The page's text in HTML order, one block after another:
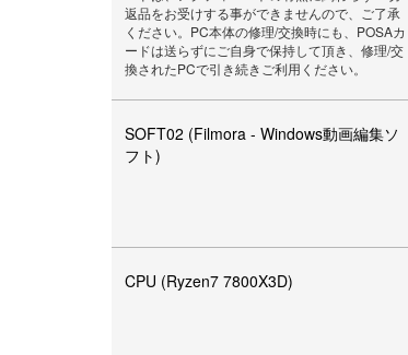
返品をお受けする事ができませんので、ご了承
ください。PC本体の修理/交換時にも、POSAカ
ードは送らずにご自身で保持して頂き、修理/交
換されたPCで引き続きご利用ください。
SOFT02 (Filmora - Windows動画編集ソ
フト)
CPU (Ryzen7 7800X3D)